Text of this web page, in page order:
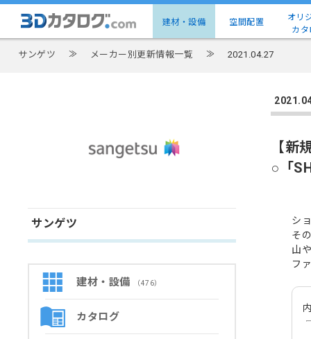
建材・設備 空間配置
オリ
カタ
サンゲツ ≫ メーカー別更新情報一覧 ≫ 2021.04.27
サンゲツ
建材・設備 （476）
カタログ
【新
○「
シ
そ
山
フ